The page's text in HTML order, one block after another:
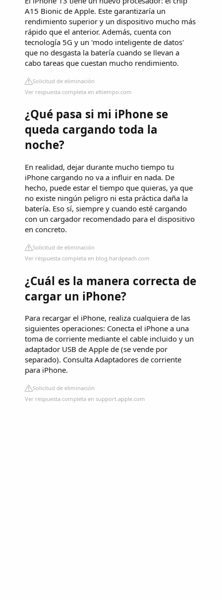
A15 Bionic de Apple. Este garantizaría un
rendimiento superior y un dispositivo mucho más
rápido que el anterior. Además, cuenta con
tecnología 5G y un 'modo inteligente de datos'
que no desgasta la batería cuando se llevan a
cabo tareas que cuestan mucho rendimiento.
Solicitud de eliminación
Ver respuesta completa en eltiempo.com
¿Qué pasa si mi iPhone se
queda cargando toda la
noche?
En realidad, dejar durante mucho tiempo tu
iPhone cargando no va a influir en nada. De
hecho, puede estar el tiempo que quieras, ya que
no existe ningún peligro ni esta práctica daña la
batería. Eso sí, siempre y cuando esté cargando
con un cargador recomendado para el dispositivo
en concreto.
Solicitud de eliminación
Ver respuesta completa en blog.hardpeach.com
¿Cuál es la manera correcta de
cargar un iPhone?
Para recargar el iPhone, realiza cualquiera de las
siguientes operaciones: Conecta el iPhone a una
toma de corriente mediante el cable incluido y un
adaptador USB de Apple de (se vende por
separado). Consulta Adaptadores de corriente
para iPhone.
Solicitud de eliminación
Ver respuesta completa en support.apple.com